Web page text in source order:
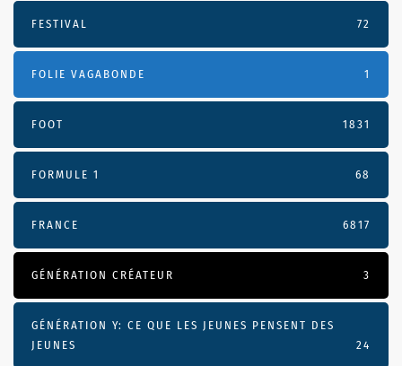
FESTIVAL 72
FOLIE VAGABONDE 1
FOOT 1831
FORMULE 1 68
FRANCE 6817
GÉNÉRATION CRÉATEUR 3
GÉNÉRATION Y: CE QUE LES JEUNES PENSENT DES
JEUNES
24